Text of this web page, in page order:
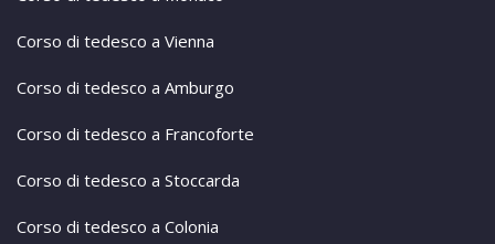
Corso di tedesco a Vienna
Corso di tedesco a Amburgo
Corso di tedesco a Francoforte
Corso di tedesco a Stoccarda
Corso di tedesco a Colonia